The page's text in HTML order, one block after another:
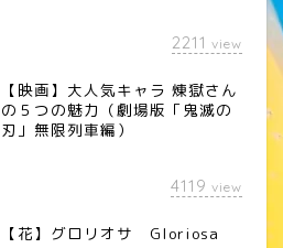
2211 view
【映画】大人気キャラ 煉󠄁獄さん
の５つの魅力（劇場版「鬼滅の
刃」無限列車編）
4119 view
【花】グロリオサ Gloriosa